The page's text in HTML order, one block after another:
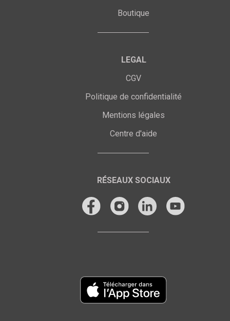
Boutique
LEGAL
CGV
Politique de confidentialité
Mentions légales
Centre d'aide
RÉSEAUX SOCIAUX